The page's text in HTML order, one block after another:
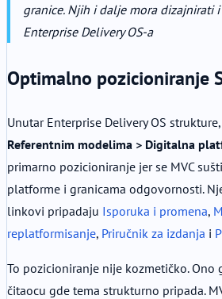
granice. Njih i dalje mora dizajnirati
Enterprise Delivery OS-a
Optimalno pozicioniranje
Unutar Enterprise Delivery OS
Referentnim modelima > Digitalna
primarno pozicioniranje jer se MVC
platforme i granicama odgovornosti.
linkovi pripadaju Isporuka i promena,
replatformisanje, Priručnik za izdanja i
To pozicioniranje nije kozmetičko.
čitaocu gde tema strukturno pripada.